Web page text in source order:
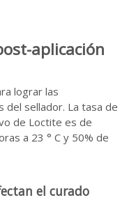
aplicación
lograr las
del sellador. La tasa de
de Loctite es de
a 23 ° C y 50% de
el curado